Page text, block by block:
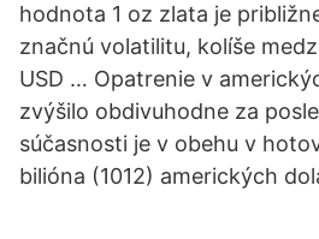
hodnota 1 oz zlata je
značnú volatilitu, kolíše
USD … Opatrenie v
zvýšilo obdivuhodne za
súčasnosti je v obehu v
bilióna (1012) amerických